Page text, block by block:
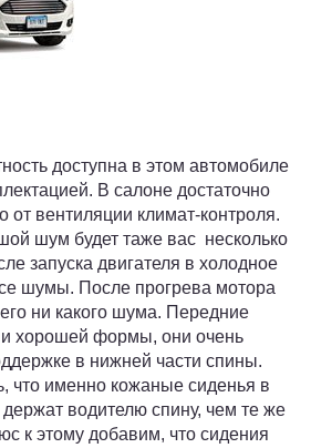
доступна в этом автомобиле
В салоне достаточно
от вентиляции климат-контроля.
шум будет таже вас несколько
запуска двигателя в холодное
шумы. После прогрева мотора
ни какого шума. Передние
и хорошей формы, они очень
в нижней части спины.
что именно кожаные сиденья в
водителю спину, чем те же
к этому добавим, что сидения